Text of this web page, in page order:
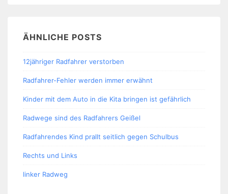
ÄHNLICHE POSTS
12jähriger Radfahrer verstorben
Radfahrer-Fehler werden immer erwähnt
Kinder mit dem Auto in die Kita bringen ist gefährlich
Radwege sind des Radfahrers Geißel
Radfahrendes Kind prallt seitlich gegen Schulbus
Rechts und Links
linker Radweg